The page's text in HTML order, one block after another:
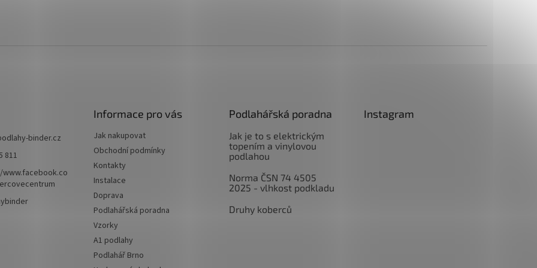
binder.cz
811
Informace pro vás
Jak nakupovat
Obchodní podmínky
Kontakty
Instalace
Doprava
Podlahářská poradna
Vzorky
A1 podlahy
Podlahář Brno
Podlahářská poradna
Jak je to s elektrickým
topením a vinylovou
podlahou
Norma ČSN 74 4505
2025 - vlhkost podkladu
Druhy koberců
Instagram